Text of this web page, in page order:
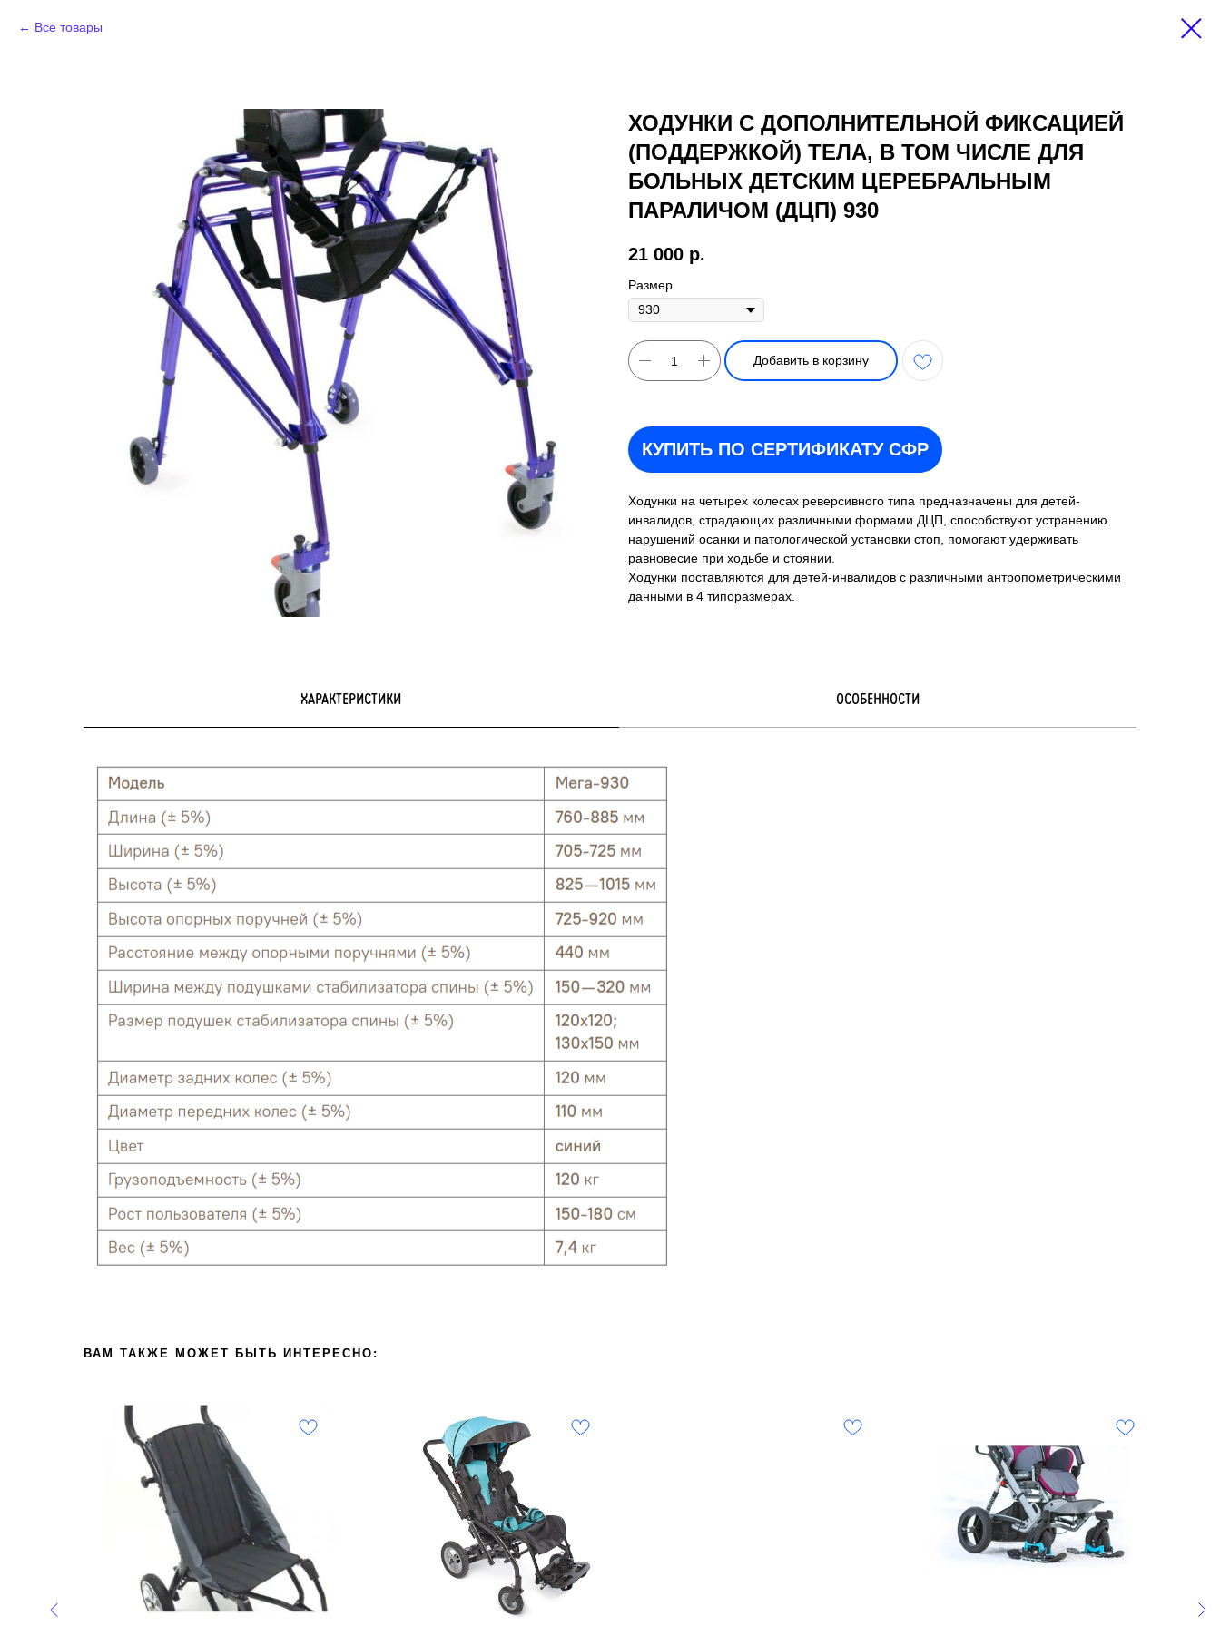
Все товары
ХОДУНКИ С ДОПОЛНИТЕЛЬНОЙ ФИКСАЦИЕЙ
(ПОДДЕРЖКОЙ) ТЕЛА, В ТОМ ЧИСЛЕ ДЛЯ
БОЛЬНЫХ ДЕТСКИМ ЦЕРЕБРАЛЬНЫМ
ПАРАЛИЧОМ (ДЦП) 930
21 000 р.
Размер
Добавить в корзину
КУПИТЬ ПО СЕРТИФИКАТУ СФР
Ходунки на четырех колесах реверсивного типа предназначены для детей-
инвалидов, страдающих различными формами ДЦП, способствуют устранению
нарушений осанки и патологической установки стоп, помогают удерживать
равновесие при ходьбе и стоянии.
Ходунки поставляются для детей-инвалидов с различными антропометрическими
данными в 4 типоразмерах.
ХАРАКТЕРИСТИКИ ОСОБЕННОСТИ
ВАМ ТАКЖЕ МОЖЕТ БЫТЬ ИНТЕРЕСНО: